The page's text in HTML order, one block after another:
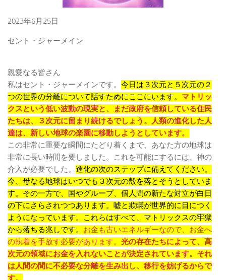
2023年6月25日
セント・ジャーメイン
親愛なる皆さん
私はセント・ジャーメインです。 今日は３次元と５次元の２
つの世界の分離について話すためにここにいます。 マトリッ
クスという低い波動の現実と、まだ政府を信頼している住民
たちは、３次元に留まり続けるでしょう。人類の進化した人
達は、新しい地球の楽園に移動しようとしています。
この非常に重要な瞬間にたどり着くまで、あなた方の地球は
非常に長い時間を要しました。これを可能にするには、神の
介入が必要でした。 進化の次のステップに備えてください。
今、母なる地球はいつでも３次元の殻を落とそうとしていま
す。その一方で、国やグループ、個人間の新たな対立が白日
の下にさらされつつあります。嘘と欺瞞が世界的に目につく
ようになっています。これらはすべて、マトリックスの牢獄
から落ちる兆しです。 お金も古いエネルギーなので、お金へ
の執着を手放す必要があります。 光の存在たちによって、高
次元の領域にお金を入れないことが決定されています。それ
は人間の間に不必要な分離を生み出し、移行を妨げるからで
す。